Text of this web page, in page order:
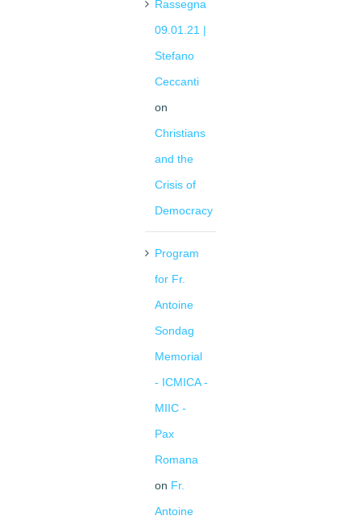
Rassegna
09.01.21 |
Stefano
Ceccanti
on
Christians
and the
Crisis of
Democracy
Program
for Fr.
Antoine
Sondag
Memorial
- ICMICA -
MIIC -
Pax
Romana
on Fr.
Antoine